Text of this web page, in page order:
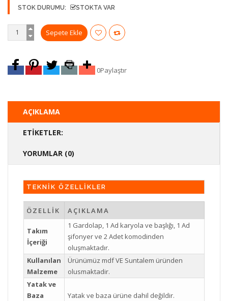
STOK DURUMU:
STOKTA VAR
0Paylaştır
AÇIKLAMA
ETIKETLER:
YORUMLAR (0)
TEKNİK ÖZELLİKLER
ÖZELLİK AÇIKLAMA
Takım
İçeriği
1 Gardolap, 1 Ad karyola ve başlığı, 1 Ad
şifonyer ve 2 Adet komodinden
oluşmaktadır.
Kullanılan
Malzeme
Ürünümüz mdf VE Suntalem üründen
olusmaktadir.
Yatak ve
Baza
Yatak ve baza ürüne dahil değildir.